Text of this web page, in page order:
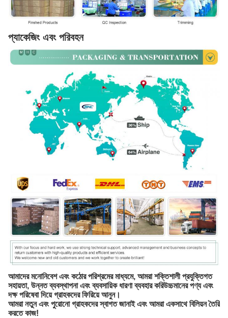
প্যাকেজিং এবং পরিবহন
আমাদের মনোনিবেশ এবং কঠোর পরিশ্রমের মাধ্যমে, আমরা শক্তিশালী প্রযুক্তিগত
সহায়তা, উন্নত ব্যবস্থাপনা এবং ব্যবসায়িক ধারণা ব্যবহার করিউচ্চমানের পণ্য এবং
দক্ষ পরিষেবা দিয়ে গ্রাহকদের ফিরিয়ে আনুন।
আমরা নতুন এবং পুরোনো গ্রাহকদের স্বাগত জানাই এবং আমরা একসাথে বিলিয়ন তৈরি
করতে কাজ!